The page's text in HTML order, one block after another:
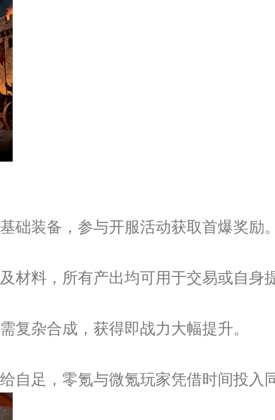
础装备，参与开服活动获取首爆奖励。
材料，所有产出均可用于交易或自身
复杂合成，获得即战力大幅提升。
自足，零氪与微氪玩家凭借时间投入